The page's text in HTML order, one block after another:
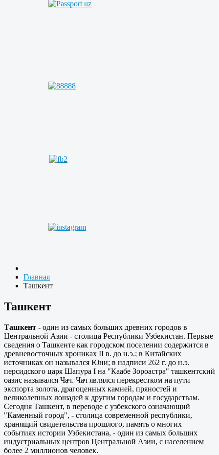
Главная
Ташкент
Ташкент
Ташкент - один из самых больших древних городов в
Центральной Азии - столица Республики Узбекистан. Первые
сведения о Ташкенте как городском поселении содержится в
древневосточных хрониках II в. до н.э.; в Китайских
источниках он назывался Юни; в надписи 262 г. до н.э.
персидского царя Шапура I на "Каабе Зороастра" ташкентский
оазис назывался Чач. Чач являлся перекрестком на пути
экспорта золота, драгоценных камней, пряностей и
великолепных лошадей к другим городам и государствам.
Сегодня Ташкент, в переводе с узбекского означающий
"Каменный город", - столица современной республики,
хранящий свидетельства прошлого, память о многих
событиях истории Узбекистана, - один из самых больших
индустриальных центров Центральной Азии, с населением
более 2 миллионов человек.